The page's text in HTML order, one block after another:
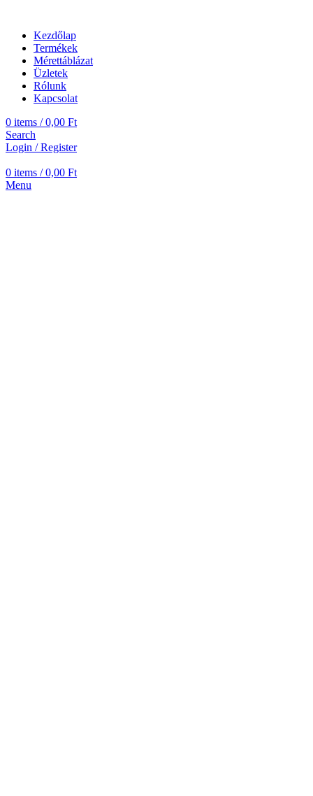
Kezdőlap
Termékek
Mérettáblázat
Üzletek
Rólunk
Kapcsolat
0 items / 0,00 Ft
Search
Login / Register
0 items / 0,00 Ft
Menu